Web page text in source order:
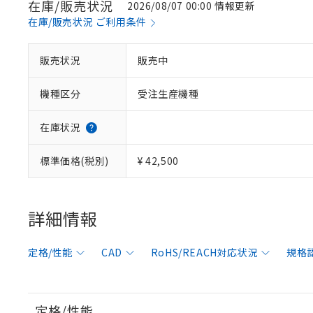
在庫/販売状況
2026/08/07 00:00 情報更新
在庫/販売状況 ご利用条件
販売状況 販売中
機種区分 受注生産機種
在庫状況
標準価格(税別) ¥ 42,500
詳細情報
定格/性能 CAD RoHS/REACH対応状況 規格